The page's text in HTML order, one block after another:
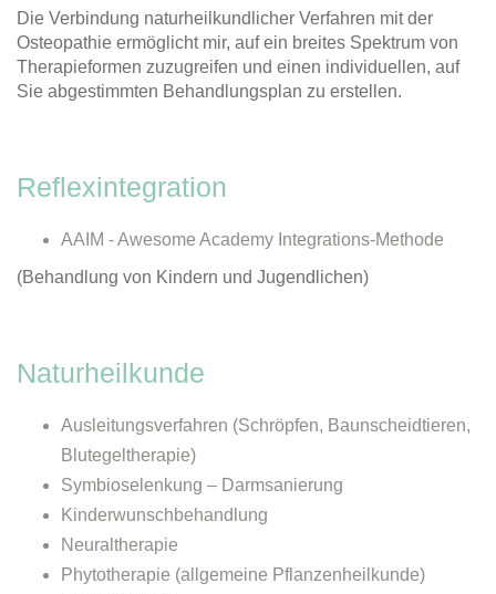
Die Verbindung naturheilkundlicher Verfahren mit der
Osteopathie ermöglicht mir, auf ein breites Spektrum von
Therapieformen zuzugreifen und einen individuellen, auf
Sie abgestimmten Behandlungsplan zu erstellen.
Reflexintegration
AAIM - Awesome Academy Integrations-Methode
(Behandlung von Kindern und Jugendlichen)
Naturheilkunde
Ausleitungsverfahren (Schröpfen, Baunscheidtieren,
Blutegeltherapie)
Symbioselenkung – Darmsanierung
Kinderwunschbehandlung
Neuraltherapie
Phytotherapie (allgemeine Pflanzenheilkunde)